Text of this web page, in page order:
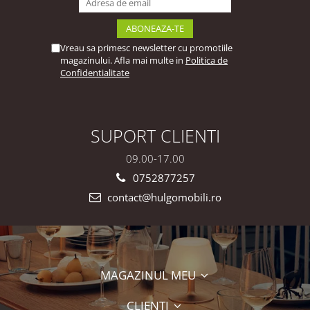
Vreau sa primesc newsletter cu promotiile
magazinului. Afla mai multe in Politica de
Confidentialitate
SUPORT CLIENTI
09.00-17.00
0752877257
contact@hulgomobili.ro
MAGAZINUL MEU
CLIENTI